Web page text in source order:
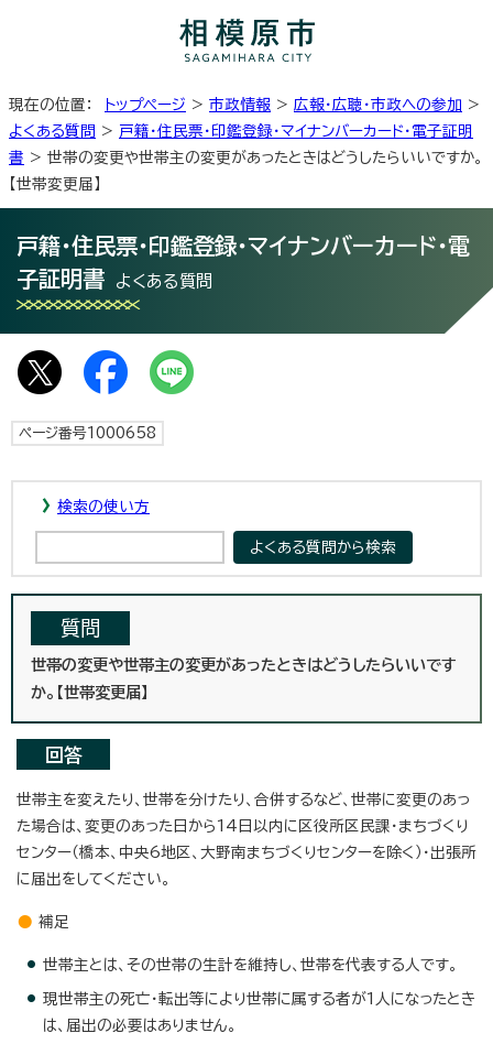
現在の位置： トップページ > 市政情報 > 広報・広聴・市政への参加 >
よくある質問 > 戸籍・住民票・印鑑登録・マイナンバーカード・電子証明
書 > 世帯の変更や世帯主の変更があったときはどうしたらいいですか。
【世帯変更届】
戸籍・住民票・印鑑登録・マイナンバーカード・電
子証明書 よくある質問
ページ番号1000658
検索の使い方
質問
世帯の変更や世帯主の変更があったときはどうしたらいいです
か。【世帯変更届】
回答
世帯主を変えたり、世帯を分けたり、合併するなど、世帯に変更のあっ
た場合は、変更のあった日から14日以内に区役所区民課・まちづくり
センター（橋本、中央6地区、大野南まちづくりセンターを除く）・出張所
に届出をしてください。
補足
世帯主とは、その世帯の生計を維持し、世帯を代表する人です。
現世帯主の死亡・転出等により世帯に属する者が1人になったとき
は、届出の必要はありません。